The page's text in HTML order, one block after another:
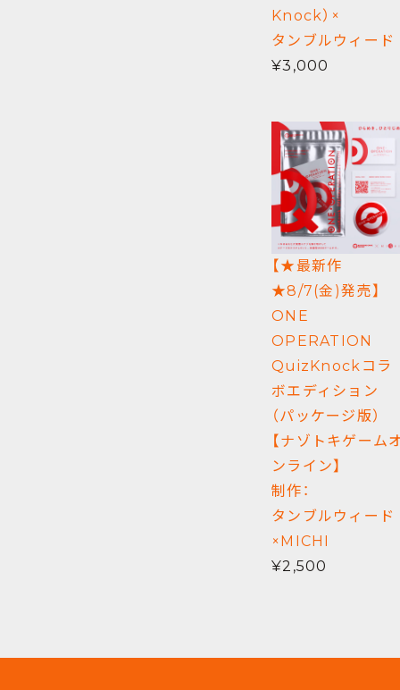
Knock）×
タンブルウィード
¥3,000
【★最新作
★8/7(金)発売】
ONE
OPERATION
QuizKnockコラ
ボエディション
（パッケージ版）
【ナゾトキゲーム
ンライン】
制作：
タンブルウィード
×MICHI
¥2,500